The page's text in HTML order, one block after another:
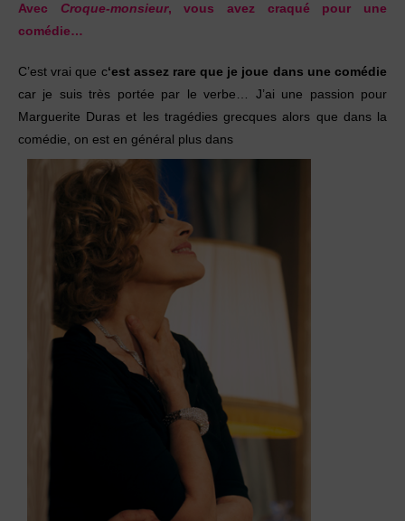
Avec Croque-monsieur, vous avez craqué pour une
comédie…
C’est vrai que c‘est assez rare que je joue dans une comédie
car je suis très portée par le verbe… J’ai une passion pour
Marguerite Duras et les tragédies grecques alors que dans la
comédie, on est en général plus dans